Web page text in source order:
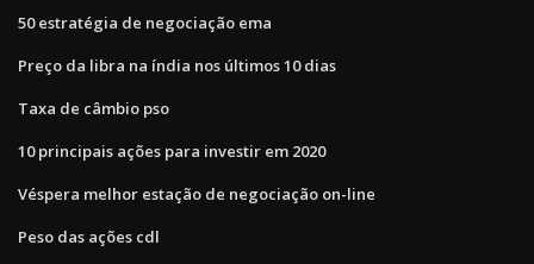
50 estratégia de negociação ema
Preço da libra na índia nos últimos 10 dias
Taxa de câmbio pso
10 principais ações para investir em 2020
Véspera melhor estação de negociação on-line
Peso das ações cdl